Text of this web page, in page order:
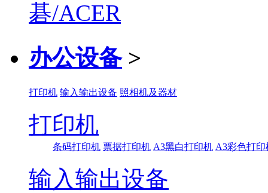
办公设备 >
打印机 输入输出设备 照相机及器材
打印机
条码打印机 票据打印机 A3黑白打印机 A3彩色打印
输入输出设备